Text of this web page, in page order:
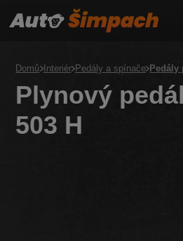
Domů Interiér Pedály a spínače Pedály
Plynový
503 H